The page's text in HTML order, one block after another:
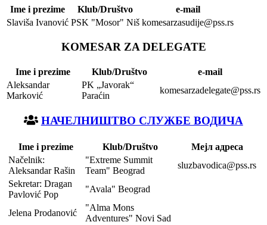
Ime i prezime Klub/Društvo
e-mail
Slaviša Ivanović PSK "Mosor" Niš komesarzasudije@pss.rs
KOMESAR ZA DELEGATE
Ime i prezime Klub/Društvo
e-mail
Aleksandar
Marković
PK „Javorak“
Paraćin
komesarzadelegate@pss.rs
НАЧЕЛНИШТВО СЛУЖБЕ ВОДИЧА
Ime i prezime Klub/Društvo
Мејл адреса
Načelnik:
Aleksandar Rašin
"Extreme Summit
Team" Beograd
sluzbavodica@pss.rs
Sekretar: Dragan
Pavlović Pop
"Avala" Beograd
Jelena Prodanović
"Alma Mons
Adventures" Novi Sad